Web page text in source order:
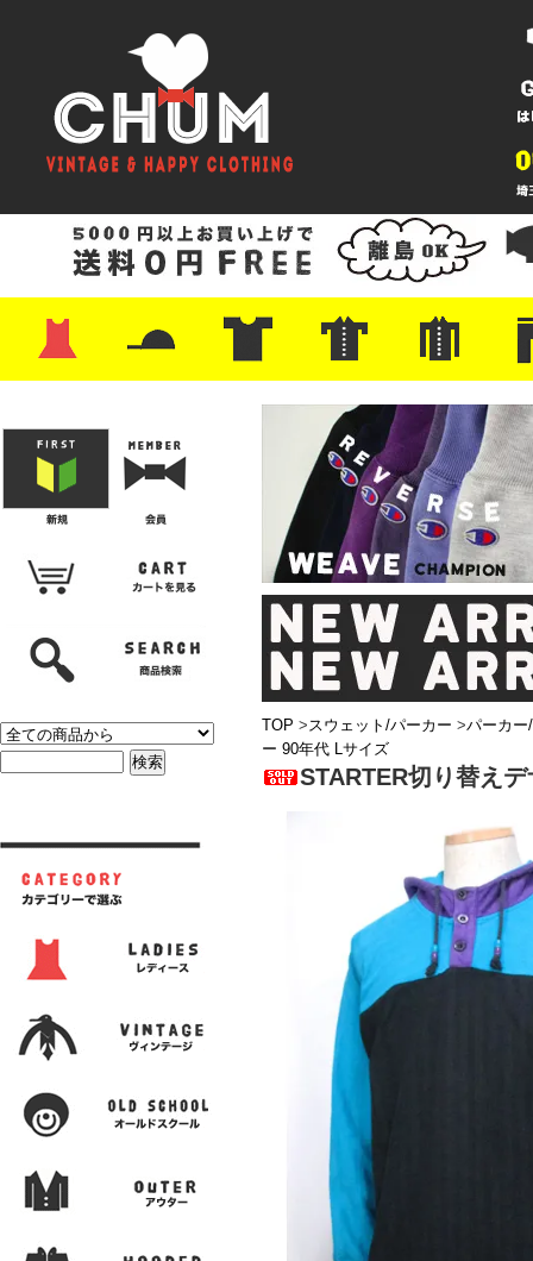
・レザーシューズ/スニーカー
・プリントTシャツ
・バンド/ツアー
・キャラクター
・Nike/adidas/スポーツ
・チャンピオン
・サーフ/スケート
・ボーダー/総柄/無地
・フットボール/リンガー
・タンクトップ/NBA・ポロシャツ
・半袖シャツ
・アロハ/サーフ/ボーリング
・ラルフ/ブランド
・無地/チェック/ストラ
・ワーク/ミリタリー/ウ
・ネル/ウール ・ショ
・アウ
・ジー
・
・ミリ
・コー
・コッ
・オー
・ジャ
ン
TOP >スウェット/パーカー >パーカー
ー 90年代 Lサイズ
STARTER切り替え